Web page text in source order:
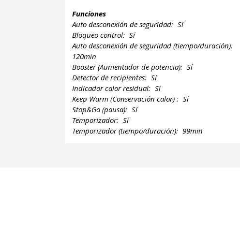
Funciones
Auto desconexión de seguridad: Sí
Bloqueo control: Sí
Auto desconexión de seguridad (tiempo/duración):
120min
Booster (Aumentador de potencia): Sí
Detector de recipientes: Sí
Indicador calor residual: Sí
Keep Warm (Conservación calor) : Sí
Stop&Go (pausa): Sí
Temporizador: Sí
Temporizador (tiempo/duración): 99min